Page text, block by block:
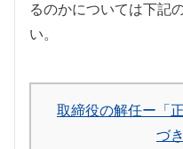
るのかについては下記
い。
取締役の解任ー「
づ